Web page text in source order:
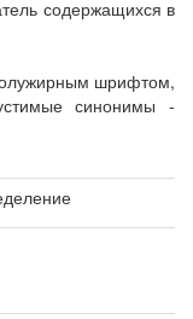
содержащихся в
шрифтом,
синонимы -